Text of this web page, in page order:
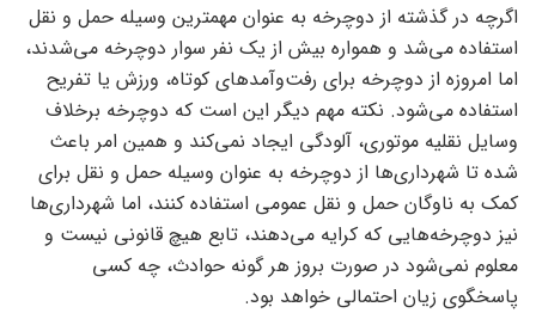
اگرچه در گذشته از دوچرخه به عنوان مهمترین وسیله حمل و نقل
استفاده می‌شد و همواره بیش از یک نفر سوار دوچرخه می‌شدند،
اما امروزه از دوچرخه برای رفت‌وآمد‌های کوتاه، ورزش یا تفریح
استفاده می‌شود. نکته مهم دیگر این است که دوچرخه برخلاف
وسایل نقلیه موتوری، آلودگی ایجاد نمی‌کند و همین امر باعث
شده تا شهرداری‌ها از دوچرخه به عنوان وسیله حمل و نقل برای
کمک به ناوگان حمل و نقل عمومی استفاده کنند، اما شهرداری‌ها
نیز دوچرخه‌هایی که کرایه می‌دهند، تابع هیچ قانونی نیست و
معلوم نمی‌شود در صورت بروز هر گونه حوادث، چه کسی
پاسخگوی زیان احتمالی خواهد بود.